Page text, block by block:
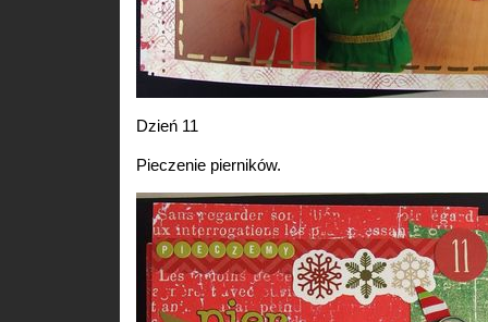
Dzień 11
Pieczenie pierników.